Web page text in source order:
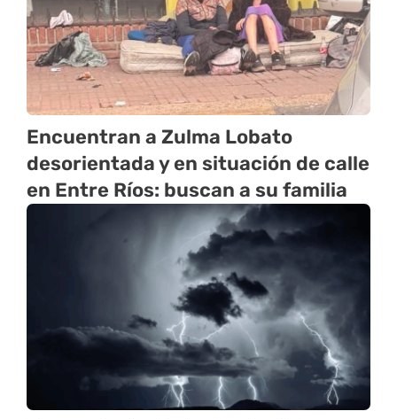
Encuentran a Zulma Lobato
desorientada y en situación de calle
en Entre Ríos: buscan a su familia